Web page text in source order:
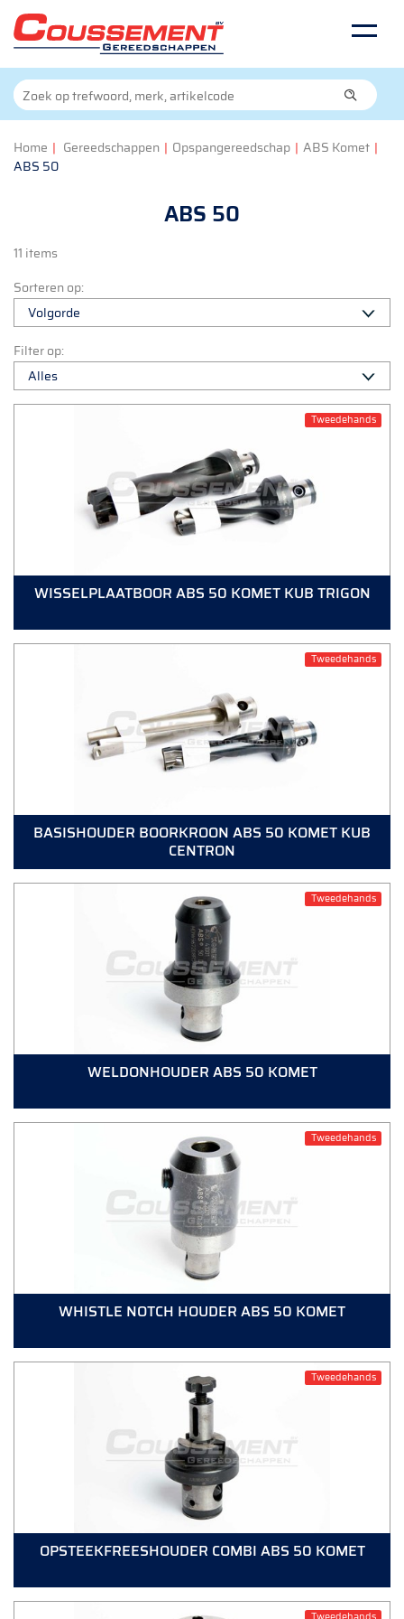
Home | Gereedschappen | Opspangereedschap | ABS Komet |
ABS 50
ABS 50
11 items
Sorteren op:
Filter op:
Tweedehands
WISSELPLAATBOOR ABS 50 KOMET KUB TRIGON
Tweedehands
BASISHOUDER BOORKROON ABS 50 KOMET KUB
CENTRON
Tweedehands
WELDONHOUDER ABS 50 KOMET
Tweedehands
WHISTLE NOTCH HOUDER ABS 50 KOMET
Tweedehands
OPSTEEKFREESHOUDER COMBI ABS 50 KOMET